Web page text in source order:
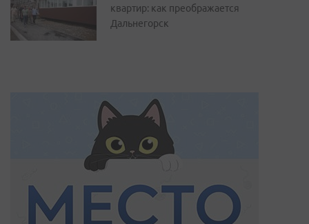
квартир: как преображается
Дальнегорск